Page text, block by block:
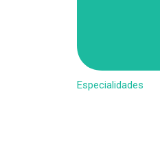
Especialidades